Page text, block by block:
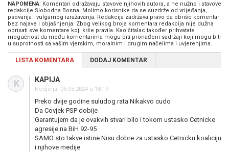
NAPOMENA: Komentari odražavaju stavove njihovih autora, a ne nužno i stavove
redakcije Slobodna Bosna. Molimo korisnike da se suzdrže od vrijeđanja,
psovanja i vulgarnog izražavanja. Redakcija zadržava pravo da obriše komentar
bez najave i objašnjenja. Zbog velikog broja komentara redakcija nije dužna
obrisati sve komentare koji krše pravila. Kao čitalac također prihvatate
mogućnost da među komentarima mogu biti pronađeni sadržaji koji mogu biti
u suprotnosti sa vašim vjerskim, moralnim i drugim načelima i uvjerenjima.
LISTA KOMENTARA DODAJ KOMENTAR
K KAPIJA
Nedjelja, 05.05.2024 u 18:19
Preko dvije godine suludog rata Nikakvo cudo
Da Covjek PSP dobije
Garantujem da je ovakvih stvari bilo i tokom ustasko Cetnicke
agresije na BiH 92-95
SAMO sto takve istine Nisu dobre za ustasko Cetnicku koaliciju
i njihove medije